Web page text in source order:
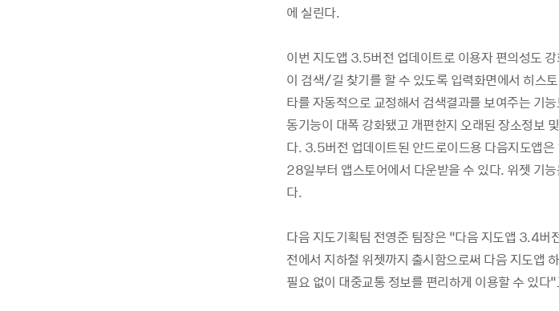
에 실린다.
이번 지도앱 3.5버전 업데이트로 이용자 편의성도
이 검색/길 찾기를 할 수 있도록 입력화면에서 히스
타를 자동적으로 교정해서 검색결과를 보여주는 기
동기능이 대폭 강화됐고 개편한지 오래된 장소정보
다. 3.5버전 업데이트된 안드로이드용 다음지도앱
28일부터 앱스토어에서 다운받을 수 있다. 위젯 기
다.
다음 지도기획팀 전영준 팀장은 “다음 지도앱 3.4
전에서 지하철 위젯까지 출시함으로써 다음 지도앱
필요 없이 대중교통 정보를 편리하게 이용할 수 있다